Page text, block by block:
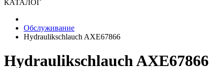
КАТАЛОГ
Обслуживание
Hydraulikschlauch AXE67866
Hydraulikschlauch AXE67866